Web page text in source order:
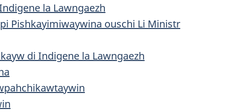
la Lawngaezh
Pishkayimiwaywina ouschi Li Ministr
di Indigene la Lawngaezh